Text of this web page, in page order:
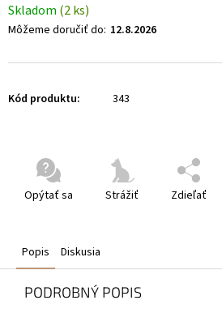
Skladom (2 ks)
Môžeme doručiť do: 12.8.2026
Opýtať sa Strážiť Zdieľať
Kód produktu: 343
Popis Diskusia
PODROBNÝ POPIS